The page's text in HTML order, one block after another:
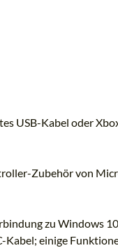
USB-Kabel oder
Zubehör von
zu Windows
Kabel; einige